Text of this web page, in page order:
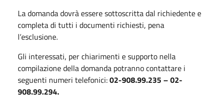
La domanda dovrà essere sottoscritta dal richiedente e
completa di tutti i documenti richiesti, pena
l’esclusione.
Gli interessati, per chiarimenti e supporto nella
compilazione della domanda potranno contattare i
seguenti numeri telefonici:02-908.99.235 – 02-
908.99.294.